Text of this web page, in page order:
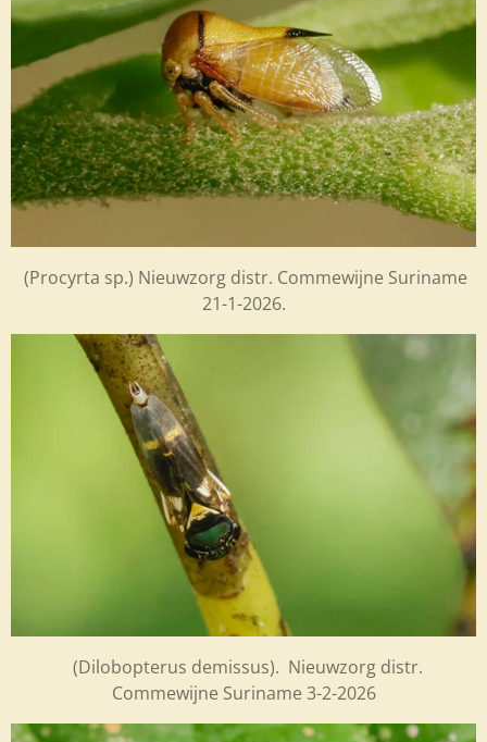
(Procyrta sp.) Nieuwzorg distr. Commewijne Suriname
21-1-2026.
(Dilobopterus demissus). Nieuwzorg distr.
Commewijne Suriname 3-2-2026